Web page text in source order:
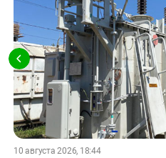
10 августа 2026, 18:44